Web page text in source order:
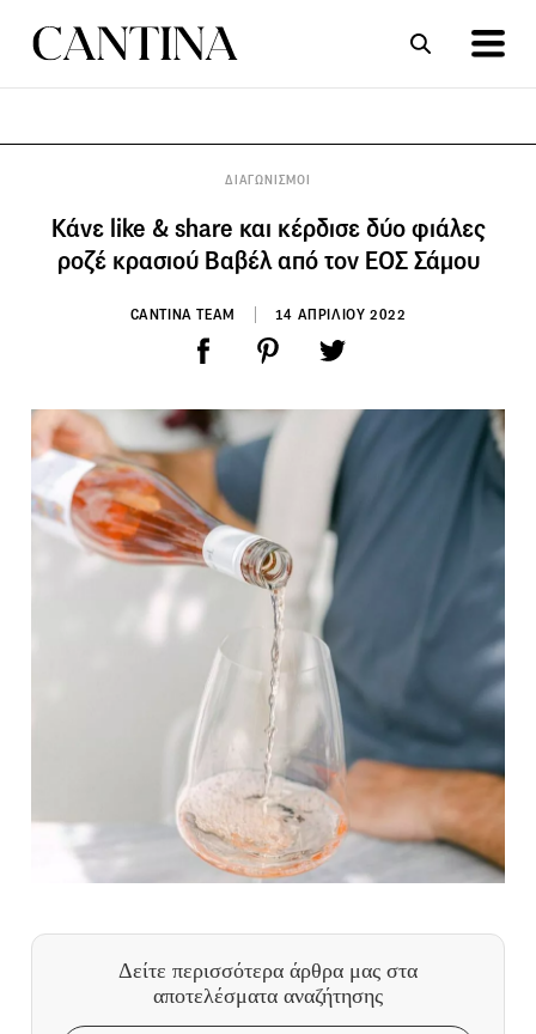
ΔΙΑΓΩΝΙΣΜΟΙ
Κάνε like & share και κέρδισε δύο φιάλες
ροζέ κρασιού Βαβέλ από τον ΕΟΣ Σάμου
CANTINA TEAM 14 ΑΠΡΙΛΙΟΥ 2022
Δείτε περισσότερα άρθρα μας στα
αποτελέσματα αναζήτησης